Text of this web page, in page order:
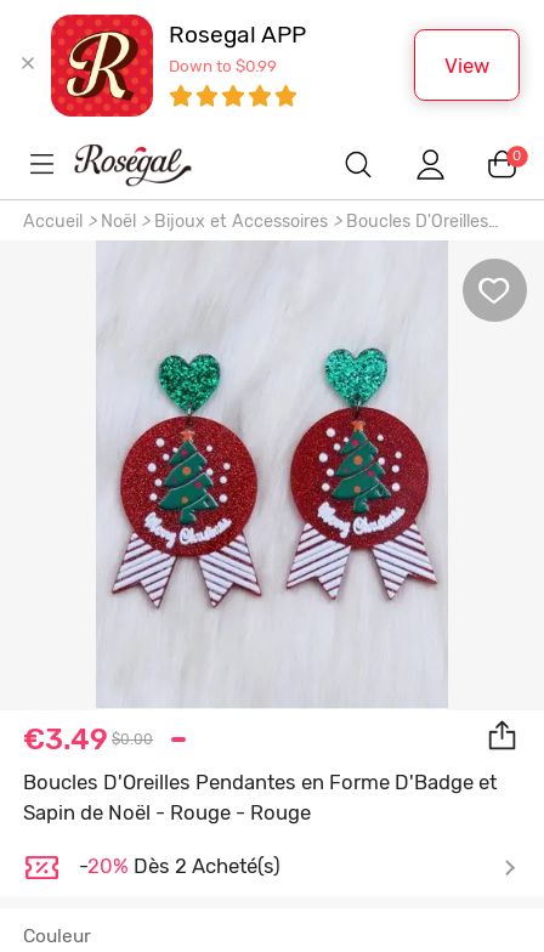
Rosegal APP
Down to $0.99 View
0
Accueil > Noël > Bijoux et Accessoires >Boucles D'Oreilles
€3.49 $0.00
Boucles D'Oreilles Pendantes en Forme D'Badge et
Sapin de Noël - Rouge - Rouge
-20% Dès 2 Acheté(s)
Couleur